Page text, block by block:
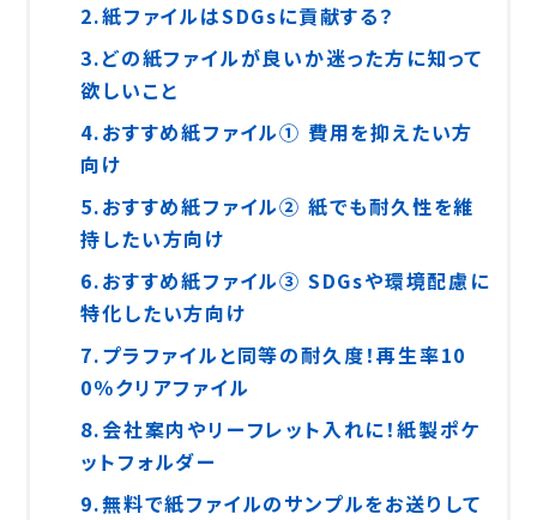
2.紙ファイルはSDGsに貢献する？
3.どの紙ファイルが良いか迷った方に知って
欲しいこと
4.おすすめ紙ファイル① 費用を抑えたい方
向け
5.おすすめ紙ファイル② 紙でも耐久性を維
持したい方向け
6.おすすめ紙ファイル③ SDGsや環境配慮に
特化したい方向け
7.プラファイルと同等の耐久度！再生率10
0％クリアファイル
8.会社案内やリーフレット入れに！紙製ポケ
ットフォルダー
9.無料で紙ファイルのサンプルをお送りして